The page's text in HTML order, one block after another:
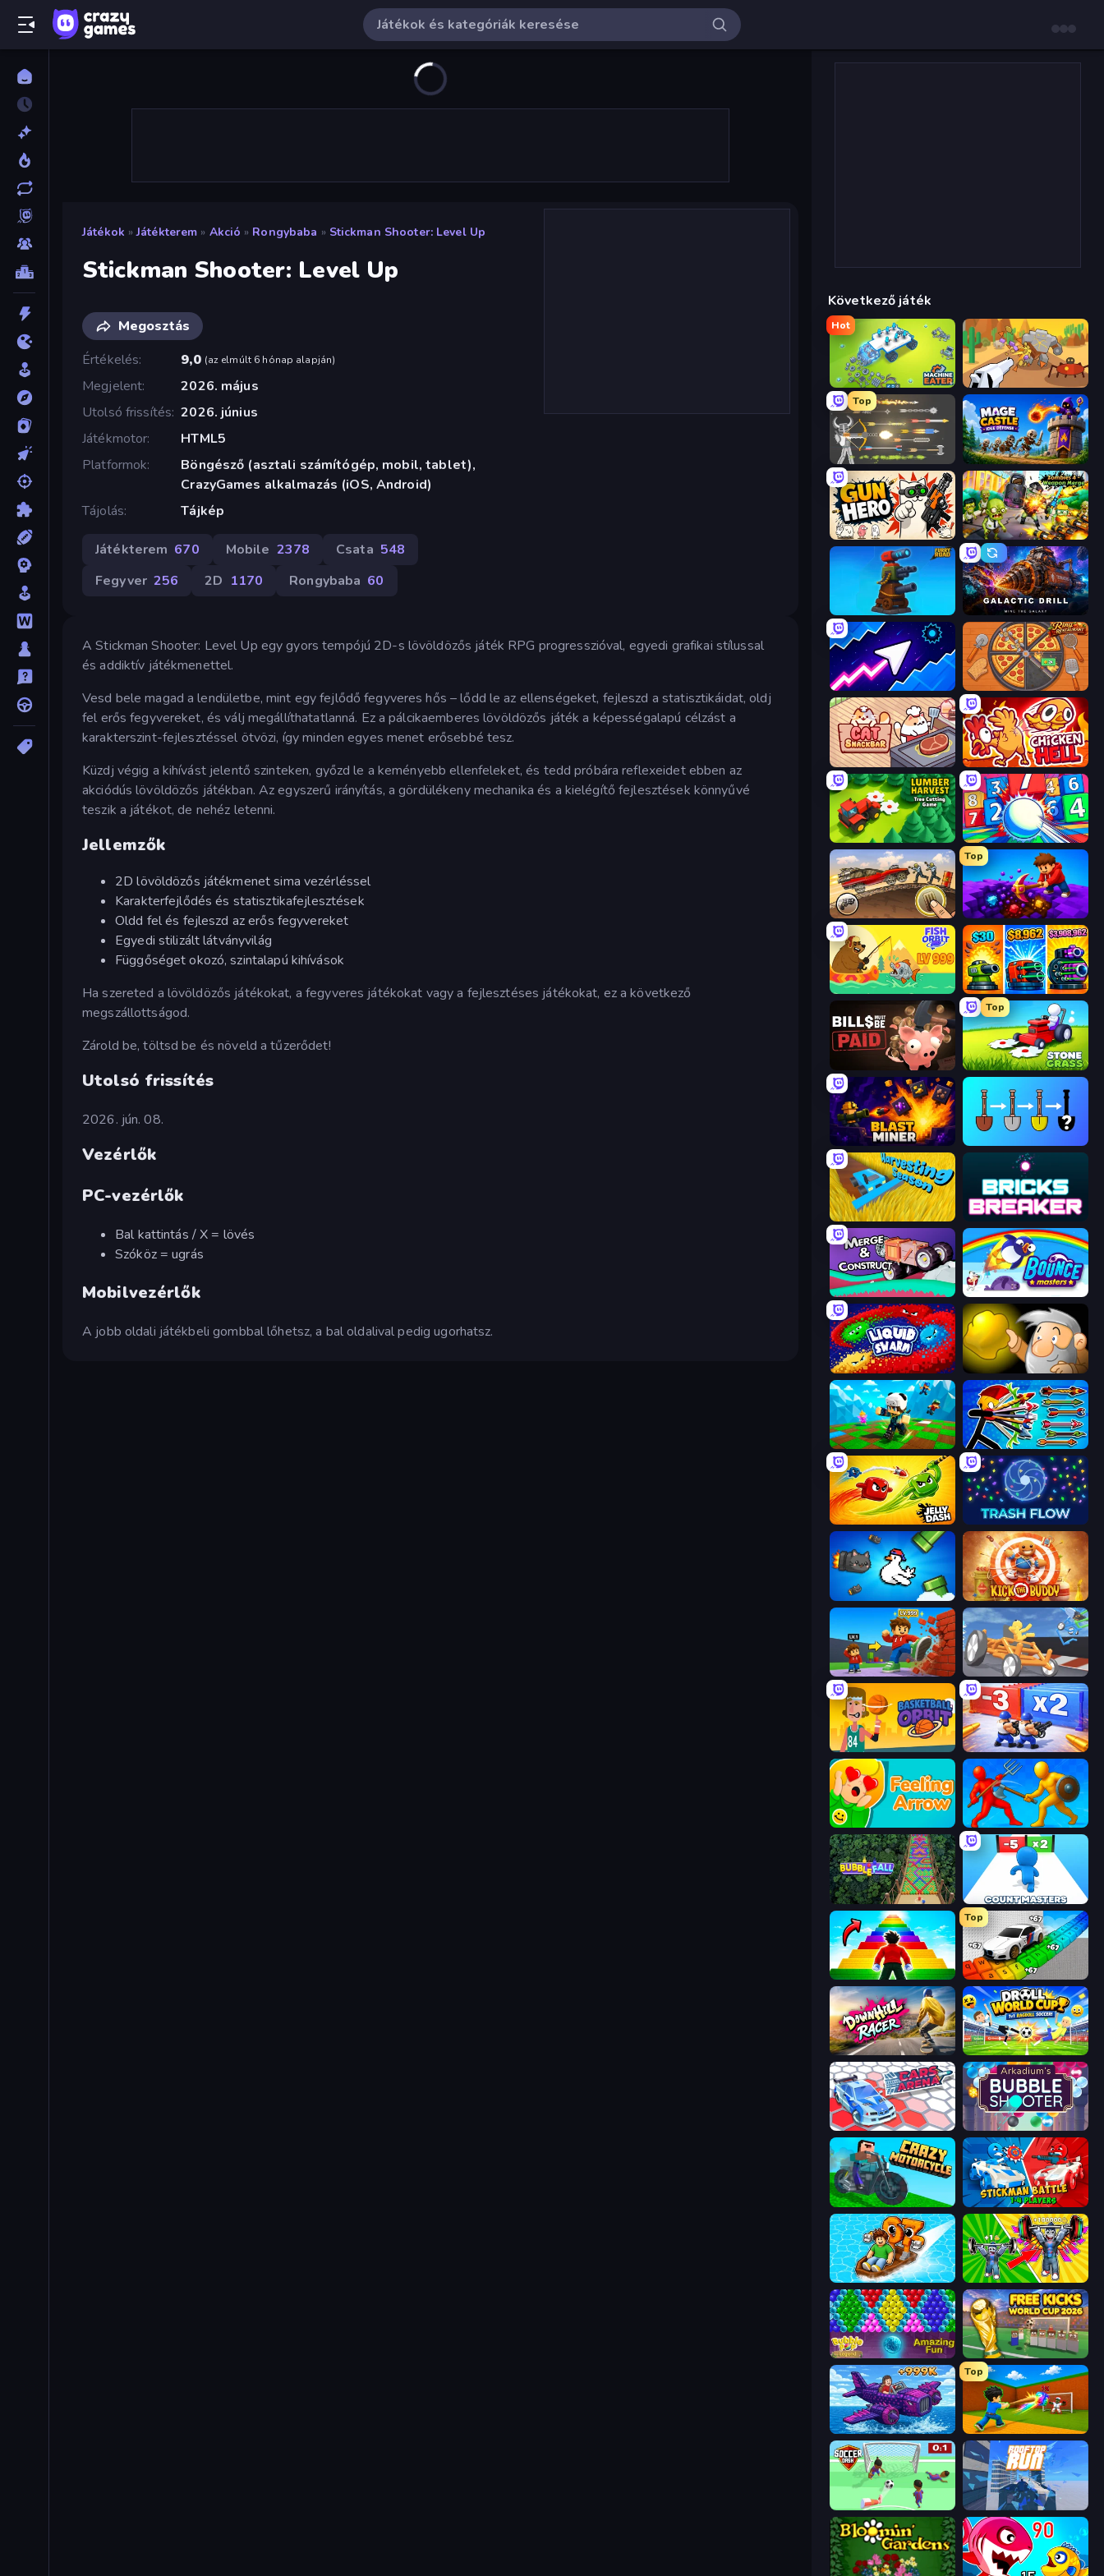
Játékok » Játékterem » Akció » Rongybaba » Stickman Shooter: Level Up
Stickman Shooter: Level Up
Megosztás
Értékelés
9,0 (az elmúlt 6 hónap alapján)
Megjelent
2026. május
Utolsó frissítés 2026. június
Játékmotor
HTML5
Platformok
Böngésző (asztali számítógép, mobil, tablet),
CrazyGames alkalmazás (iOS, Android)
Tájolás
Tájkép
Játékterem 670 Mobile 2378 Csata 548
Fegyver 256 2D 1170 Rongybaba 60
A Stickman Shooter: Level Up egy gyors tempójú 2D-s lövöldözős játék RPG progresszióval, egyedi grafikai stílussal
és addiktív játékmenettel.
Vesd bele magad a lendületbe, mint egy fejlődő fegyveres hős – lődd le az ellenségeket, fejleszd a statisztikáidat, oldj
fel erős fegyvereket, és válj megállíthatatlanná. Ez a pálcikaemberes lövöldözős játék a képességalapú célzást a
karakterszint-fejlesztéssel ötvözi, így minden egyes menet erősebbé tesz.
Küzdj végig a kihívást jelentő szinteken, győzd le a keményebb ellenfeleket, és tedd próbára reflexeidet ebben az
akciódús lövöldözős játékban. Az egyszerű irányítás, a gördülékeny mechanika és a kielégítő fejlesztések könnyűvé
teszik a játékot, de nehéz letenni.
Jellemzők
2D lövöldözős játékmenet sima vezérléssel
Karakterfejlődés és statisztikafejlesztések
Oldd fel és fejleszd az erős fegyvereket
Egyedi stilizált látványvilág
Függőséget okozó, szintalapú kihívások
Ha szereted a lövöldözős játékokat, a fegyveres játékokat vagy a fejlesztéses játékokat, ez a következő
megszállottságod.
Zárold be, töltsd be és növeld a tűzerődet!
Utolsó frissítés
2026. jún. 08.
Vezérlők
PC-vezérlők
Bal kattintás / X = lövés
Szóköz = ugrás
Mobilvezérlők
A jobb oldali játékbeli gombbal lőhetsz, a bal oldalival pedig ugorhatsz.
Következő játék
Hot
Machine Eater Idle Gun Survivor
Top
Ragdoll Archers Mage Castle Idle Defense
Gun Hero: Cat Survival Zombies 4 Weapon Merge
Furry Road Galactic Drill
Space Waves Ring Restaurant
Cat Snack Bar Chicken Hell
Lumber Harvest: Tree Cutting Game Entropy
Earn to Die: Zombie Ride
Top
Obby: Dig Down
Fish Orbit Pumpkin Defense: Merge Cannon
Bills Must Be Paid
Top
Stone Grass: Mowing Simulator
Blast Miner
Harvesting Season Bricks Breaker
Merge & Construct Bouncemasters
Liquid Swarm Gold Miner
Robby: Many Games Archer Ragdoll Masters
Jelly Dash Trash Flow
Honk Kick the Buddy
Obby: +1 Click Wall Breaker Draw Crash Race
Basketball Orbit Battle Brigade
Feeling Arrow Epic Sword Battle! Fight in Arena
Bubble Fall
Obby Highest Jump Ever
Top
Downhill Racer Droll World Cup
Cars Arena
Crazy Motorcycle Stickman battle 1-4 Players
Float for Brainrots Obby: Gym Simulator, Escape
Bubble Pop Legend Free Kicks World Cup 2026
Obby Plane Power Challenge: Fly
Top
Baseball For Brainrot
Soccer Dash Rooftop Run